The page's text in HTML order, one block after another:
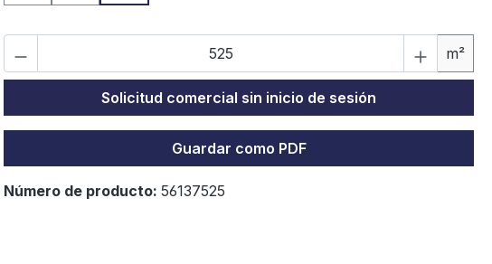
m²
Solicitud comercial sin inicio de sesión
Guardar como PDF
Número de producto: 56137525